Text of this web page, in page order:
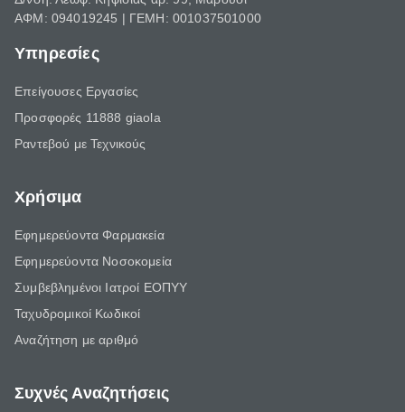
ΑΦΜ: 094019245 | ΓΕΜΗ: 001037501000
Υπηρεσίες
Επείγουσες Εργασίες
Προσφορές 11888 giaola
Ραντεβού με Τεχνικούς
Χρήσιμα
Εφημερεύοντα Φαρμακεία
Εφημερεύοντα Νοσοκομεία
Συμβεβλημένοι Ιατροί ΕΟΠΥΥ
Ταχυδρομικοί Κωδικοί
Αναζήτηση με αριθμό
Συχνές Αναζητήσεις